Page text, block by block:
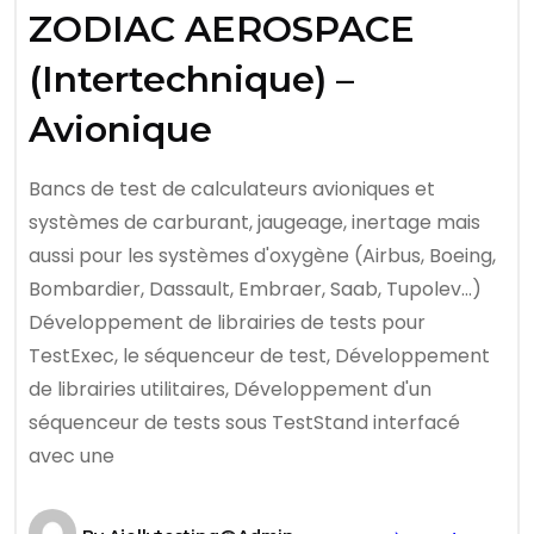
ZODIAC AEROSPACE
(Intertechnique) –
Avionique
Bancs de test de calculateurs avioniques et
systèmes de carburant, jaugeage, inertage mais
aussi pour les systèmes d'oxygène (Airbus, Boeing,
Bombardier, Dassault, Embraer, Saab, Tupolev…)
Développement de librairies de tests pour
TestExec, le séquenceur de test, Développement
de librairies utilitaires, Développement d'un
séquenceur de tests sous TestStand interfacé
avec une